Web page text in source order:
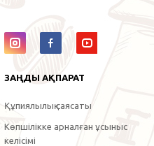
ЗАҢДЫ АҚПАРАТ
Құпиялылық саясаты
Көпшілікке арналған ұсыныс
келісімі